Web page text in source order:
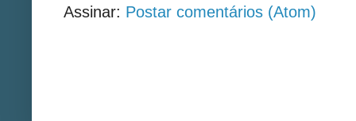
Assinar: Postar comentários (Atom)